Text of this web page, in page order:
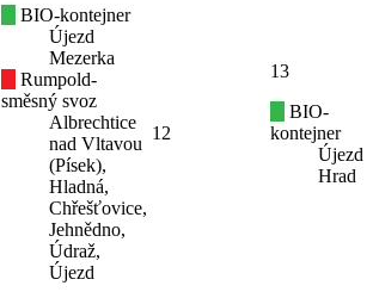
BIO-kontejner
Újezd
Mezerka
Rumpold-
směsný svoz
Albrechtice
nad Vltavou
(Písek),
Hladná,
Chřešťovice,
Jehnědno,
Údraž,
Újezd
12
13
BIO-
kontejner
Újezd
Hrad